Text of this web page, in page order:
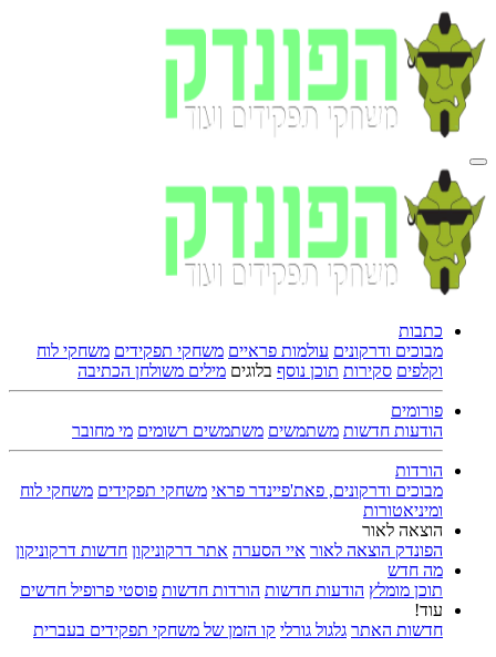
כתבות
מבוכים ודרקונים עולמות פראיים משחקי תפקידים משחקי לוח
וקלפים סקירות תוכן נוסף בלוגים מילים משולחן הכתיבה
פורומים
הודעות חדשות משתמשים משתמשים רשומים מי מחובר
הורדות
מבוכים ודרקונים, פאת'פיינדר פראי משחקי תפקידים משחקי לוח
ומיניאטורות
הוצאה לאור
הפונדק הוצאה לאור איי הסערה אתר דרקוניקון חדשות דרקוניקון
מה חדש
תוכן מומלץ הודעות חדשות הורדות חדשות פוסטי פרופיל חדשים
עוד!
חדשות האתר גלגול גורלי קו הזמן של משחקי תפקידים בעברית